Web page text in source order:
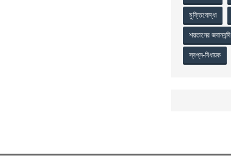
মুক্তিযোদ্ধা
শয়তানের জবানবন্দি
স্বপ্ন-বিধায়ক